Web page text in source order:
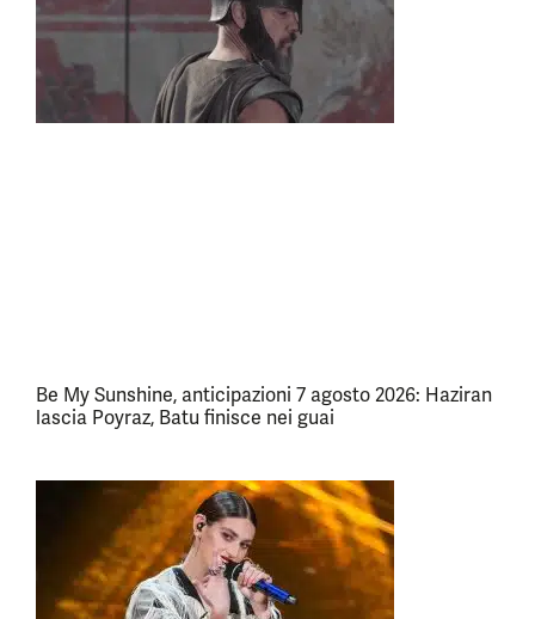
Be My Sunshine, anticipazioni 7 agosto 2026: Haziran
lascia Poyraz, Batu finisce nei guai